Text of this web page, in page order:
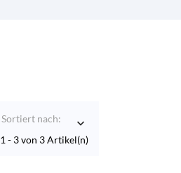
Sortiert nach: 
1 - 3 von 3 Artikel(n)